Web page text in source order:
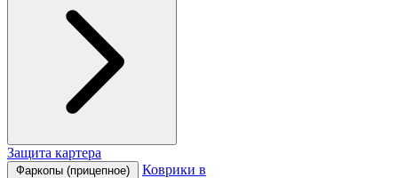
Защита картера
Фаркопы (прицепное) Коврики в